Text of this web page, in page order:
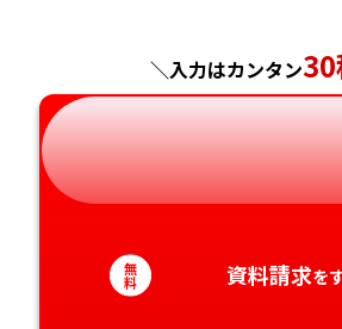
静岡県
和歌山県
山口県
徳島県
熊本県
大分県
＼入力はカンタン
無
料 資料請求を